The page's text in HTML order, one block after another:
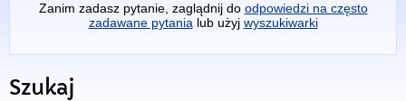
Zanim zadasz pytanie, zaglądnij do odpowiedzi na często
zadawane pytania lub użyj wyszukiwarki
Szukaj